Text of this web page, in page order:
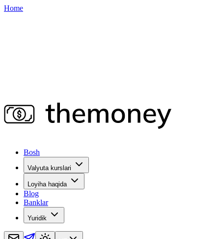
Home
Bosh
Valyuta kurslari
Loyiha haqida
Blog
Banklar
Yuridik